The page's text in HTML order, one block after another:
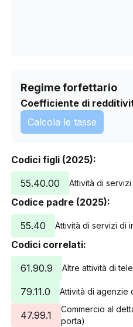
Regime forfettario
Coefficiente di
Calcola le tasse
Codici figli (2025):
55.40.00
Attività di
Codice padre (2025):
55.40
Attività di servizi di
Codici correlati:
61.90.9
Altre attività di
79.11.0 Attività di agenzie
47.99.1
Commercio al
porta)